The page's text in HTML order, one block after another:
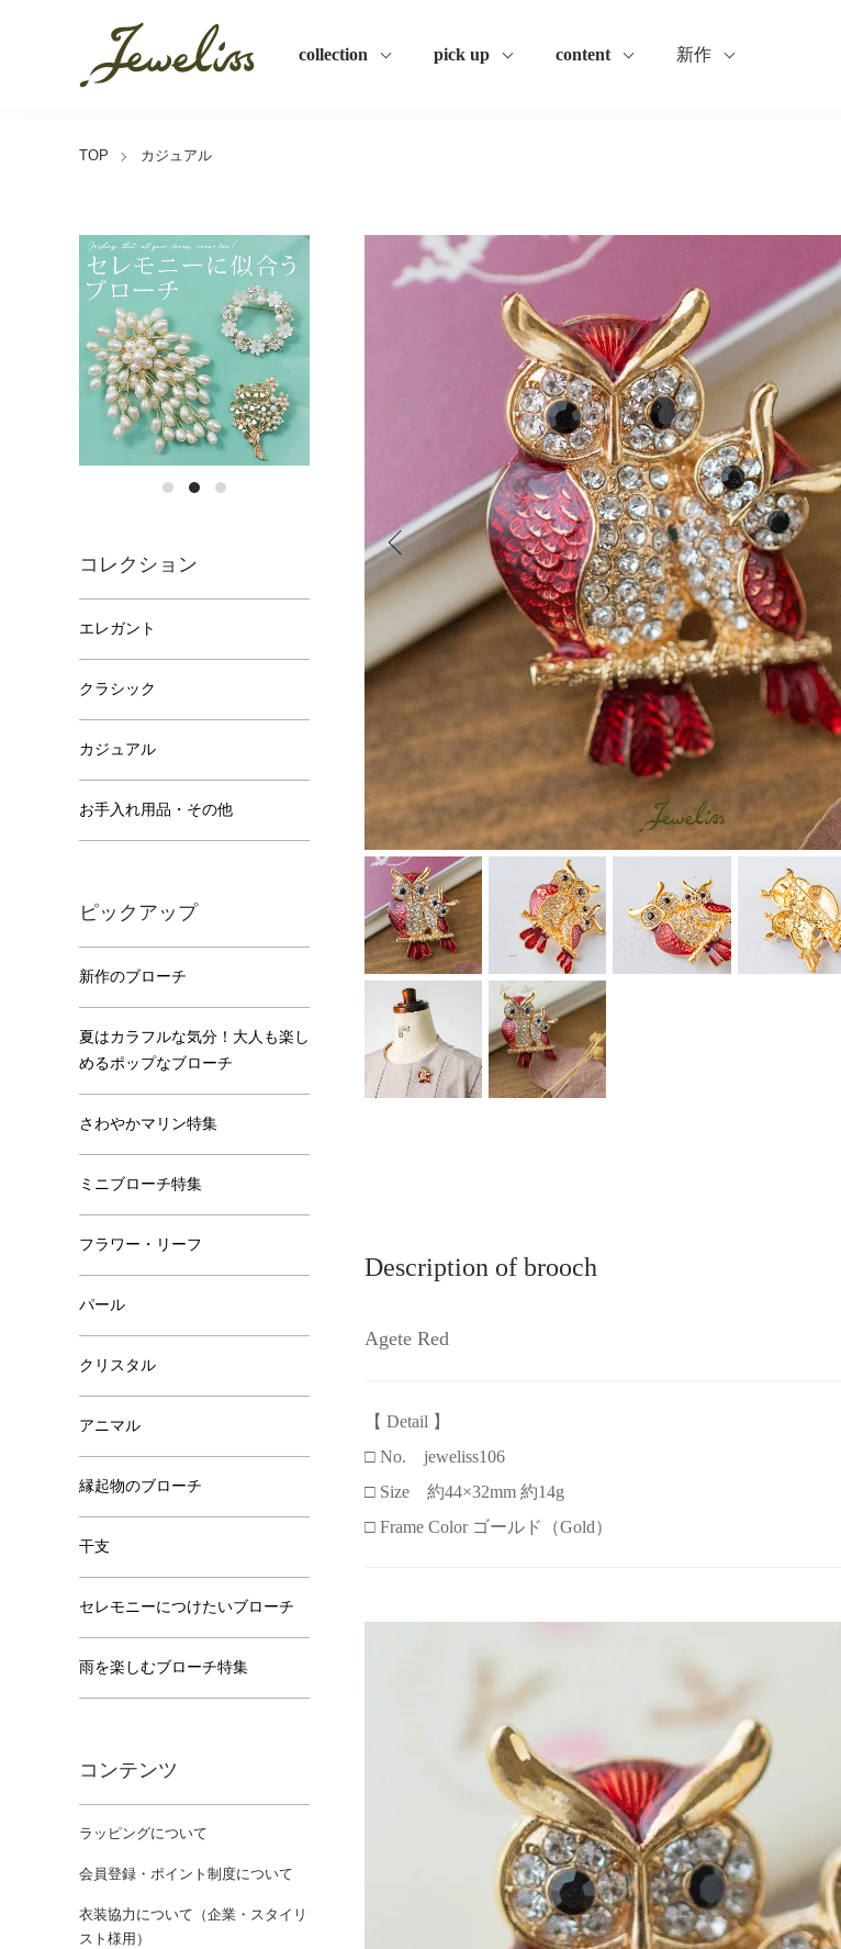
collection pick up content 新作
TOP カジュアル
Description of brooch
Agete Red
【 Detail 】
□ No. jeweliss106
□ Size 約44×32mm 約14g
□ Frame Color ゴールド（Gold）
コレクション
エレガント
クラシック
カジュアル
お手入れ用品・その他
ピックアップ
新作のブローチ
夏はカラフルな気分！大人も楽し
めるポップなブローチ
さわやかマリン特集
ミニブローチ特集
フラワー・リーフ
パール
クリスタル
アニマル
縁起物のブローチ
干支
セレモニーにつけたいブローチ
雨を楽しむブローチ特集
コンテンツ
ラッピングについて
会員登録・ポイント制度について
衣装協力について（企業・スタイリ
スト様用）